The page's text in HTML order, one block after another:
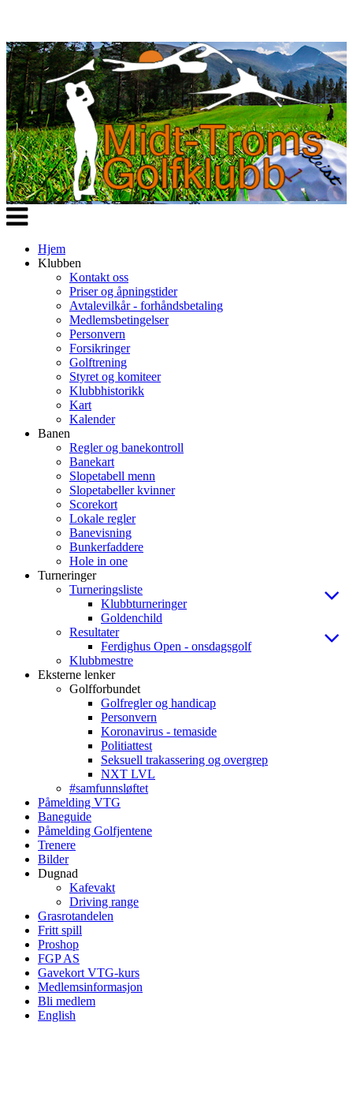
Veksle
navigasjon
Hjem
Klubben
Kontakt oss
Priser og åpningstider
Avtalevilkår - forhåndsbetaling
Medlemsbetingelser
Personvern
Forsikringer
Golftrening
Styret og komiteer
Klubbhistorikk
Kart
Kalender
Banen
Regler og banekontroll
Banekart
Slopetabell menn
Slopetabeller kvinner
Scorekort
Lokale regler
Banevisning
Bunkerfaddere
Hole in one
Turneringer
Turneringsliste
Klubbturneringer
Goldenchild
Resultater
Ferdighus Open - onsdagsgolf
Klubbmestre
Eksterne lenker
Golfforbundet
Golfregler og handicap
Personvern
Koronavirus - temaside
Politiattest
Seksuell trakassering og overgrep
NXT LVL
#samfunnsløftet
Påmelding VTG
Baneguide
Påmelding Golfjentene
Trenere
Bilder
Dugnad
Kafevakt
Driving range
Grasrotandelen
Fritt spill
Proshop
FGP AS
Gavekort VTG-kurs
Medlemsinformasjon
Bli medlem
English